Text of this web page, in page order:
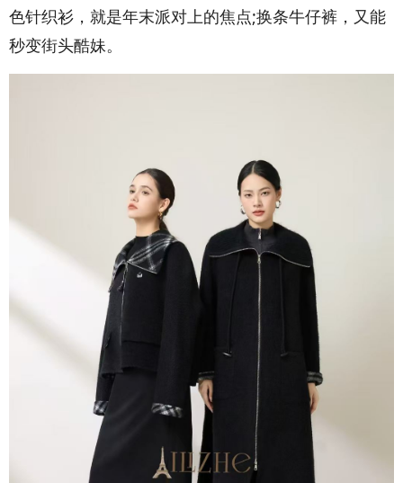
色针织衫，就是年末派对上的焦点;换条牛仔裤，又能
秒变街头酷妹。